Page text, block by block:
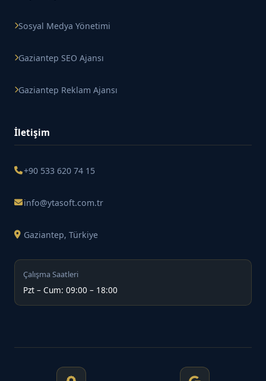
Sosyal Medya Yönetimi
Gaziantep SEO Ajansı
Gaziantep Reklam Ajansı
İletişim
+90 533 620 74 15
info@ytasoft.com.tr
Gaziantep, Türkiye
Çalışma Saatleri
Pzt – Cum: 09:00 – 18:00